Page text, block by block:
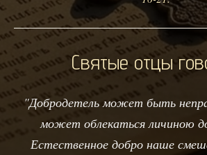
Святые отцы
"Добродетель может быть
может облекаться личиною
Естественное добро наше